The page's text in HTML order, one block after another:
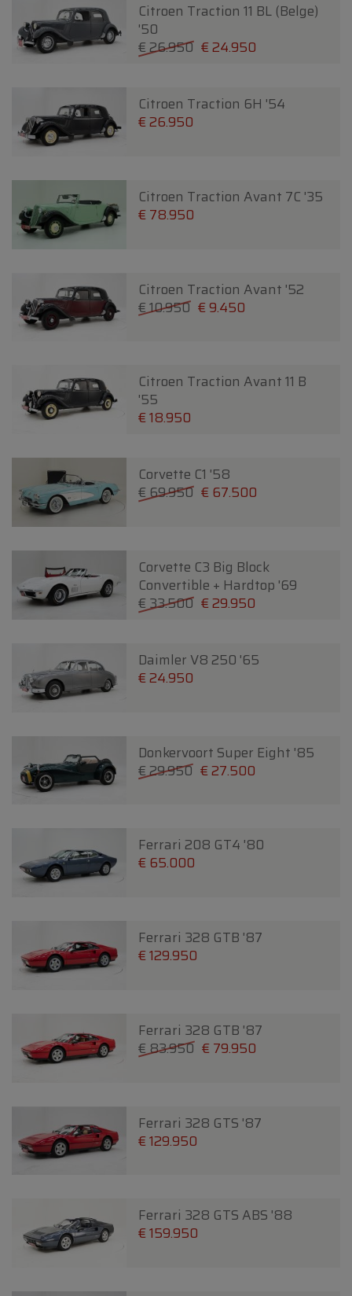
Citroen Traction 11 BL (Belge)
'50
€ 26.950 € 24.950
Citroen Traction 6H '54
€ 26.950
Citroen Traction Avant 7C '35
€ 78.950
Citroen Traction Avant '52
€ 10.950 € 9.450
Citroen Traction Avant 11 B
'55
€ 18.950
Corvette C1 '58
€ 69.950 € 67.500
Corvette C3 Big Block
Convertible + Hardtop '69
€ 33.500 € 29.950
Daimler V8 250 '65
€ 24.950
Donkervoort Super Eight '85
€ 29.950 € 27.500
Ferrari 208 GT4 '80
€ 65.000
Ferrari 328 GTB '87
€ 129.950
Ferrari 328 GTB '87
€ 83.950 € 79.950
Ferrari 328 GTS '87
€ 129.950
Ferrari 328 GTS ABS '88
€ 159.950